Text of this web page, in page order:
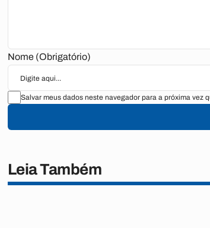
Nome (Obrigatório)
Salvar meus dados neste navegador para a próxima vez
Leia Também